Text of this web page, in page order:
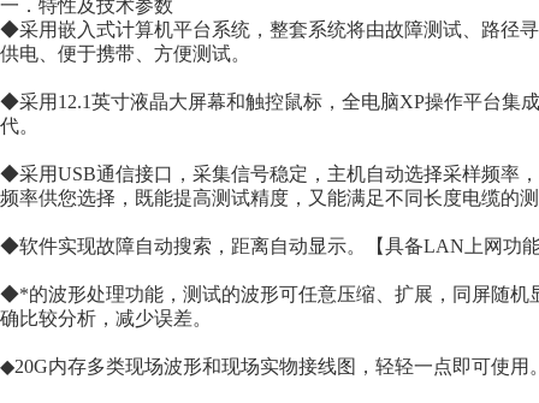
一．特性及技术参数
◆采用嵌入式计算机平台系统，整套系统将由故障测试、路径
供电、便于携带、方便测试。
◆采用12.1英寸液晶大屏幕和触控鼠标，全电脑XP操作平台集
代。
◆采用USB通信接口，采集信号稳定，主机自动选择采样频率
频率供您选择，既能提高测试精度，又能满足不同长度电缆的
◆软件实现故障自动搜索，距离自动显示。【具备LAN上网功
◆*的波形处理功能，测试的波形可任意压缩、扩展，同屏随机
确比较分析，减少误差。
◆20G内存多类现场波形和现场实物接线图，轻轻一点即可使用